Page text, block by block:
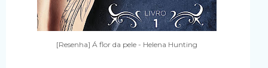
[Resenha] Á flor da pele - Helena Hunting